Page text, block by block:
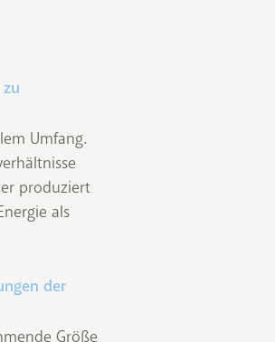
Umfang.
produziert
als
der
Größe